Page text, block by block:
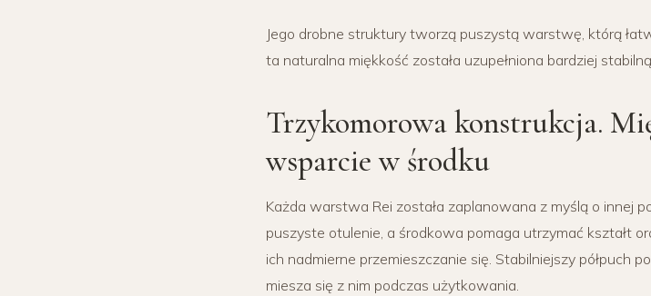
Jego drobne struktury tworzą puszystą warstwę, którą
ta naturalna miękkość została uzupełniona bardziej
Trzykomorowa konstrukcja.
wsparcie w środku
Każda warstwa Rei została zaplanowana z myślą o innej
puszyste otulenie, a środkowa pomaga utrzymać kształt
ich nadmierne przemieszczanie się. Stabilniejszy półpuch
miesza się z nim podczas użytkowania.